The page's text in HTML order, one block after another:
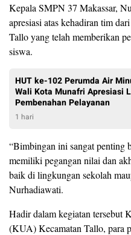
Kepala SMPN 37 Makassar,
apresiasi atas kehadiran tim
Tallo yang telah memberikan
siswa.
HUT ke-102 Perumda Air
Wali Kota Munafri Apresiasi
Pembenahan Pelayanan
1 hari
“Bimbingan ini sangat penting
memiliki pegangan nilai dan
baik di lingkungan sekolah
Nurhadiawati.
Hadir dalam kegiatan tersebut
(KUA) Kecamatan Tallo, para